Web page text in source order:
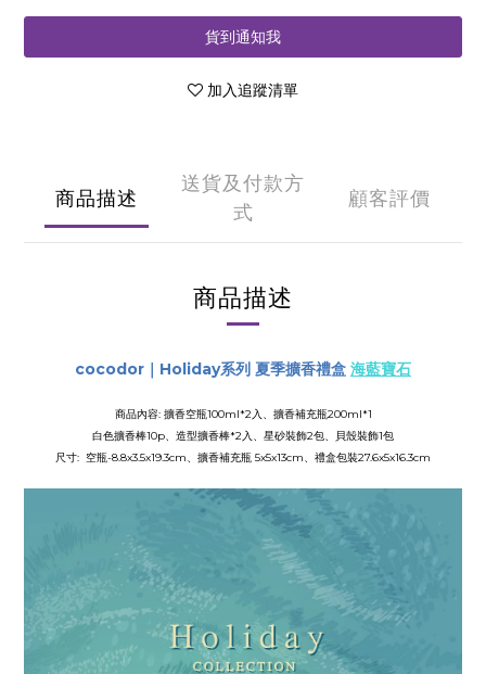
貨到通知我
加入追蹤清單
商品描述
送貨及付款方
式
顧客評價
商品描述
cocodor｜ Holiday系列 夏季擴香禮盒 海藍寶石
商品內容: 擴香空瓶100ml*2入、 擴香補充瓶200ml*1
白色擴香棒10p、造型擴香棒*2入、星砂裝飾2包、貝殼裝飾1包
尺寸: 空瓶-8.8x3.5x19.3cm、擴香補充瓶 5x5x13cm、禮盒包裝27.6x5x16.3cm